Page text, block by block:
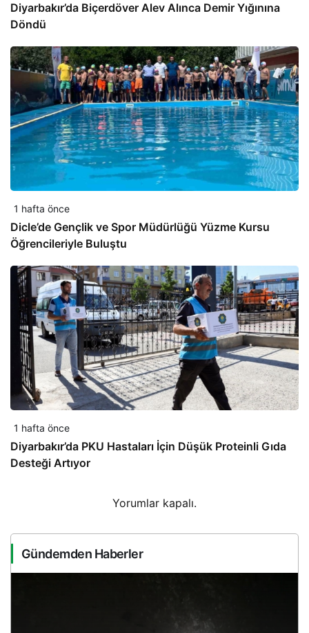
Diyarbakır’da Biçerdöver Alev Alınca Demir Yığınına
Döndü
1 hafta önce
Dicle’de Gençlik ve Spor Müdürlüğü Yüzme Kursu
Öğrencileriyle Buluştu
1 hafta önce
Diyarbakır’da PKU Hastaları İçin Düşük Proteinli Gıda
Desteği Artıyor
Yorumlar kapalı.
Gündemden Haberler